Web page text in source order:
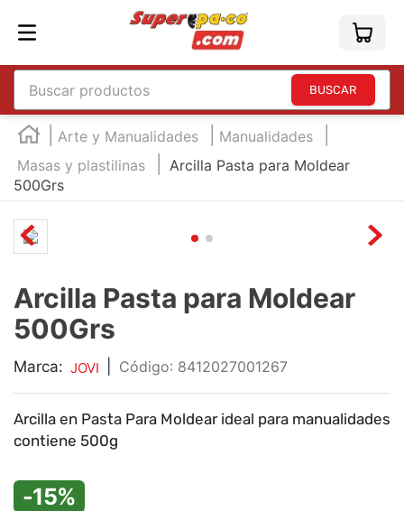
Buscar productos
Arte y Manualidades
Manualidades
Masas y plastilinas
Arcilla Pasta para Moldear
500Grs
Arcilla Pasta para Moldear
500Grs
Marca: JOVI : 8412027001267
Arcilla en Pasta Para Moldear ideal para manualidades
contiene 500g
-15%
TÉRMINOS MÁS BUSCADOS
england
2.
marcador e300
3.
4.
marcadores
8.
teclado
.
10. masa moldear vaso 150gr